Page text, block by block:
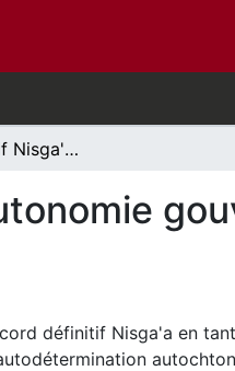
L'Accord définitif Nisga'a: Un modèle d'autonomie gouvernementale post-colonial?
définitif Nisga'a en